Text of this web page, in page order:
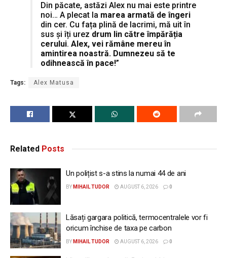
Din păcate, astăzi Alex nu mai este printre
noi… A plecat la marea armată de îngeri
din cer. Cu fața plină de lacrimi, mă uit în
sus și îți urez drum lin către împărăția
cerului. Alex, vei rămâne mereu în
amintirea noastră. Dumnezeu să te
odihnească în pace!”
Tags: Alex Matusa
Related Posts
Un polițist s-a stins la numai 44 de ani
BY MIHAIL TUDOR AUGUST 6, 2026 0
Lăsați gargara politică, termocentralele vor fi
oricum închise de taxa pe carbon
BY MIHAIL TUDOR AUGUST 6, 2026 0